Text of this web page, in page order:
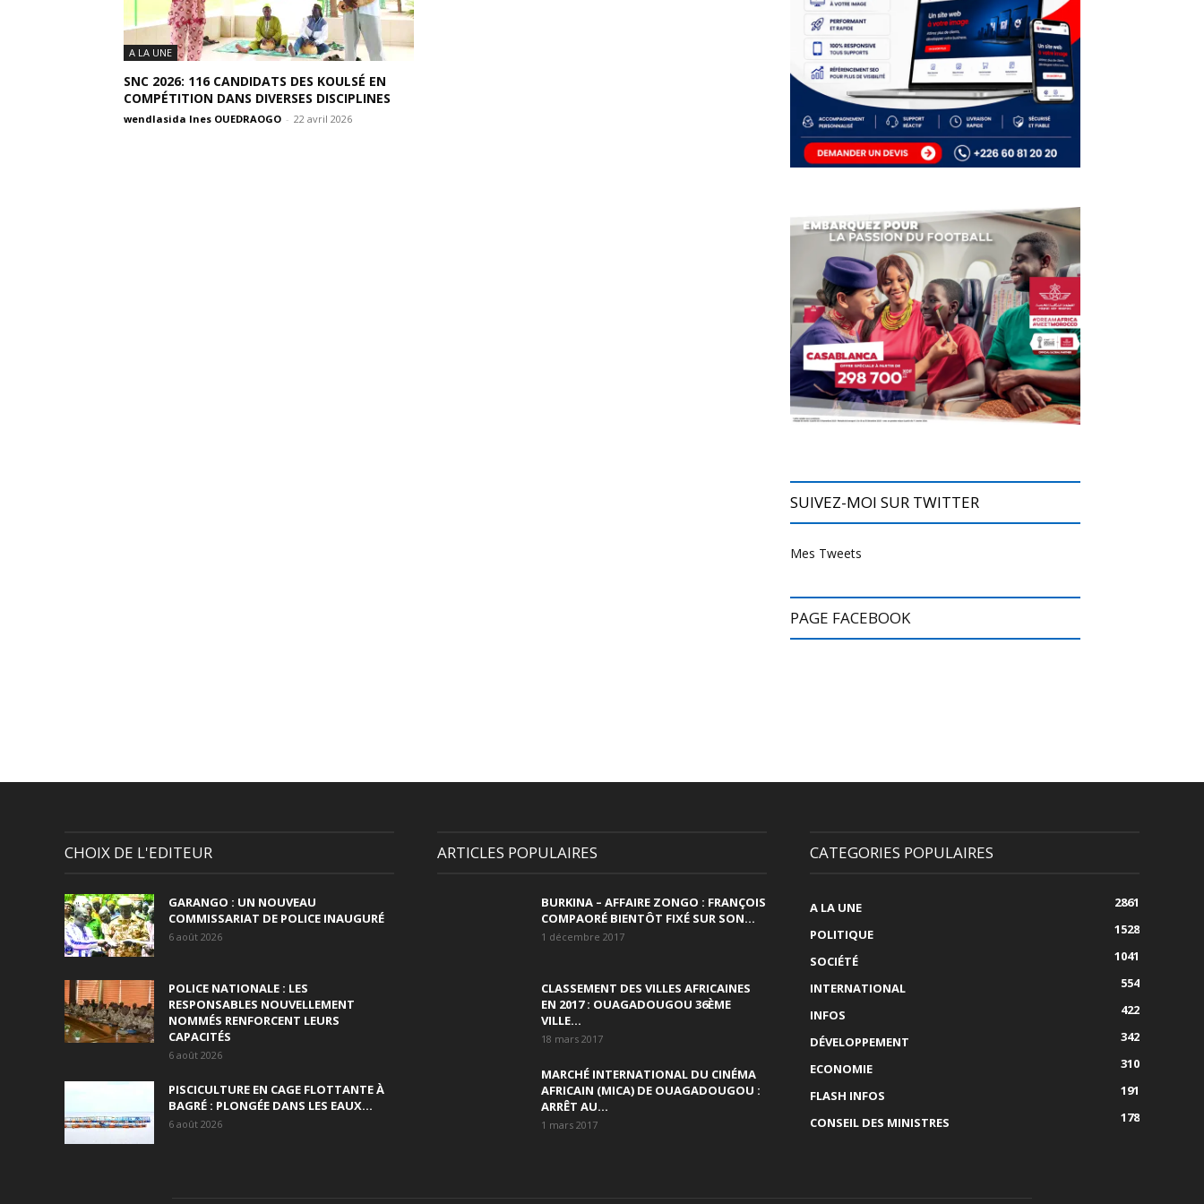
A LA UNE
SNC 2026: 116 CANDIDATS DES KOULSÉ EN
COMPÉTITION DANS DIVERSES DISCIPLINES
wendlasida Ines OUEDRAOGO - 22 avril 2026
SUIVEZ-MOI SUR TWITTER
Mes Tweets
PAGE FACEBOOK
CHOIX DE L'EDITEUR
GARANGO : UN NOUVEAU
COMMISSARIAT DE POLICE INAUGURÉ
6 août 2026
POLICE NATIONALE : LES
RESPONSABLES NOUVELLEMENT
NOMMÉS RENFORCENT LEURS
CAPACITÉS
6 août 2026
PISCICULTURE EN CAGE FLOTTANTE À
BAGRÉ : PLONGÉE DANS LES EAUX...
6 août 2026
ARTICLES POPULAIRES
BURKINA – AFFAIRE ZONGO : FRANÇOIS
COMPAORÉ BIENTÔT FIXÉ SUR SON...
1 décembre 2017
CLASSEMENT DES VILLES AFRICAINES
EN 2017 : OUAGADOUGOU 36ÈME
VILLE...
18 mars 2017
MARCHÉ INTERNATIONAL DU CINÉMA
AFRICAIN (MICA) DE OUAGADOUGOU :
ARRÊT AU...
1 mars 2017
CATEGORIES POPULAIRES
A LA UNE
2861
POLITIQUE
1528
SOCIÉTÉ
1041
INTERNATIONAL
554
INFOS
422
DÉVELOPPEMENT
342
ECONOMIE
310
FLASH INFOS
191
CONSEIL DES MINISTRES
178